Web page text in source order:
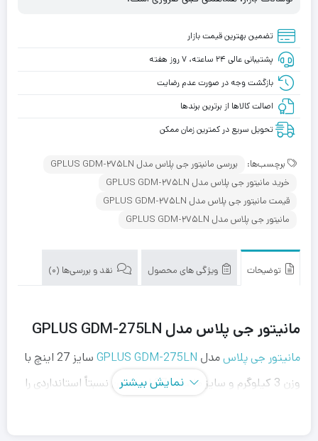
تضمین بهترین قیمت بازار
پشتیبانی عالی ۲۴ ساعته، ۷ روز هفته
بازگشت وجه در صورت عدم رضایت
اصالت کالاها از برترین برندها
تحویل سریع در کمترین زمان ممکن
برچسب‌ها:
بررسی مانیتور جی پلاس مدل GPLUS GDM-275LN
خرید مانیتور جی پلاس مدل GPLUS GDM-275LN
قیمت مانیتور جی پلاس مدل GPLUS GDM-275LN
مانیتور جی پلاس مدل GPLUS GDM-275LN
توضیحات ویژگی های محصول نقد و بررسی‌ها (0)
مانیتور جی پلاس مدل GPLUS GDM-275LN
مانیتور جی پلاسمدل GPLUS GDM-275LN
سایز 27 اینچ با
وزن 3 کیلوگرم و سایز مانیتور 27 اینچ وزن نسبتاً استانداردی را
نمایش بیشتر